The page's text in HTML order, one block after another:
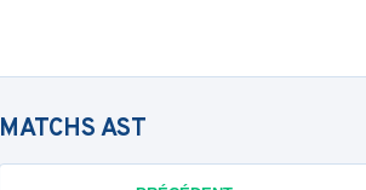
MATCHSAST